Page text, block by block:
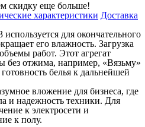
скидку еще больше!
характеристики Доставка
для окончательного
его влажность. Загрузка
работ. Этот агрегат
без отжима, например, «Вязьму»
белья к дальнейшей
вложение для бизнеса, где
и надежность техники. Для
к электросети и
к полу.